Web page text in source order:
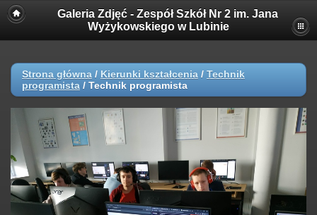
Galeria Zdjęć - Zespół Szkół Nr 2 im. Jana
Wyżykowskiego w Lubinie
Strona główna / Kierunki kształcenia / Technik
programista / Technik programista